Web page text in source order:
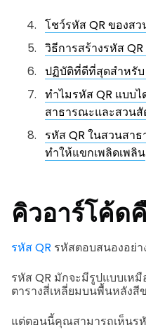
โชว์รหัส QR ของสว
วิธีการสร้างรหัส
ปฏิบัติที่ดีที่สุดสำหรับ
ทำไมรหัส QR แบบ
สาธารณะและสวนสั
รหัส QR ในสวนสา
ทำให้แขกเพลิดเพลิน
คิวอาร์โค้ด
รหัส QR รหัสตอบสนองอย่า
รหัส QR มักจะมีรูปแบบเห
ตารางสี่เหลี่ยมบนพื้นหลังสี
แต่ตอนนี้คุณสามารถเห็นร